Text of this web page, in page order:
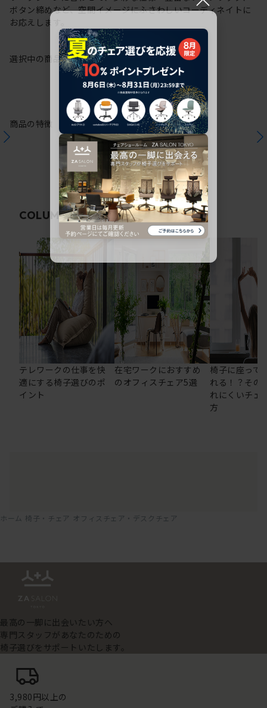
ボタン締めなど、空間イメージにふさわしいコーディネイトに
お応えします。
選択中の商品情報保証注意事項
商品の特徴
COLUMN関連コラム
テレワークの仕事を快
適にする椅子選びのポ
イント
在宅ワークにおすすめ
のオフィスチェア5選
椅子に座って
れる！？その
れにくいチェ
方
ホーム 椅子・チェア オフィスチェア・デスクチェア
最高の一脚に出会いたい方へ
専門スタッフがあなたのための
椅子選びをサポートいたします。
3,980円以上の